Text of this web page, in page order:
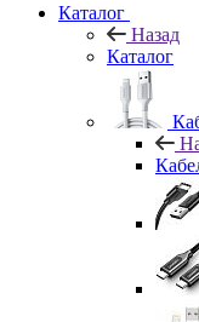
Каталог
Назад
Каталог